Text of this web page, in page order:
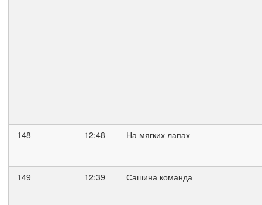
148 12:48 На мягких лапах
149 12:39 Сашина команда